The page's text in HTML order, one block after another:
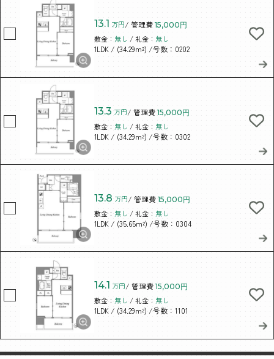
13.1 万円/ 管理費 15,000円
敷金： 無し / 礼金： 無し
1LDK / (34.29m²) /号数：0202
13.3 万円/ 管理費 15,000円
敷金： 無し / 礼金： 無し
1LDK / (34.29m²) /号数：0302
13.8 万円/ 管理費 15,000円
敷金： 無し / 礼金： 無し
1LDK / (35.65m²) /号数：0304
14.1 万円/ 管理費 15,000円
敷金： 無し / 礼金： 無し
1LDK / (34.29m²) /号数：1101